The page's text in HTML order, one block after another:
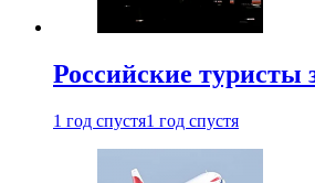
Российские туристы
1 год спустя1 год спустя